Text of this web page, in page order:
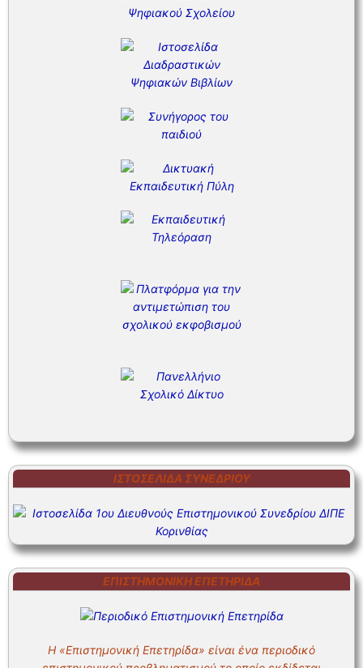
ΙΣΤΟΣΕΛΊΔΑ ΣΥΝΕΔΡΊΟΥ
ΕΠΙΣΤΗΜΟΝΙΚΗ ΕΠΕΤΗΡΙΔΑ
Η «Επιστημονική Επετηρίδα» είναι ένα περιοδικό